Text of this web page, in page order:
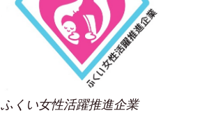
ふくい女性活躍推進企業